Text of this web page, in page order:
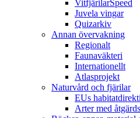
VitfjärilarSpeed
Juvela vingar
Quizarkiv
Annan övervakning
Regionalt
Faunaväkteri
Internationellt
Atlasprojekt
Naturvård och fjärilar
EUs
Arter med